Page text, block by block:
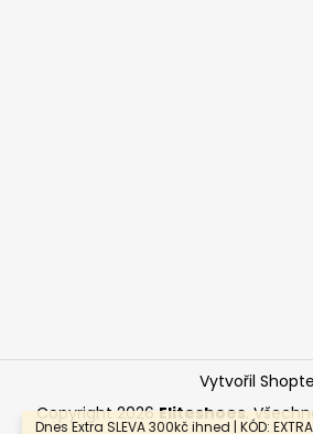
Dnes Extra SLEVA 300kč ihned | KÓD:
Vytvořil
Copyright 2026Eliteshoes.